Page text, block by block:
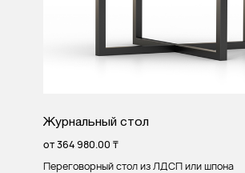
Журнальный стол
от364 980.00 ₸
Переговорный стол из ЛДСП или шпона